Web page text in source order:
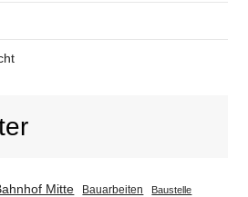
Mitte Bauarbeiten Baustelle